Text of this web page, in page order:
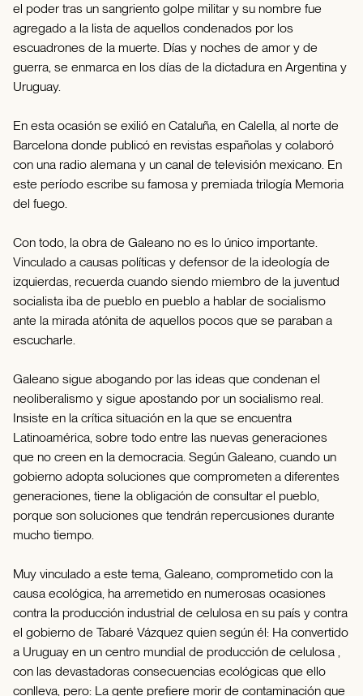
el poder tras un sangriento golpe militar y su nombre fue
agregado a la lista de aquellos condenados por los
escuadrones de la muerte. Días y noches de amor y de
guerra, se enmarca en los días de la dictadura en Argentina y
Uruguay.
En esta ocasión se exilió en Cataluña, en Calella, al norte de
Barcelona donde publicó en revistas españolas y colaboró
con una radio alemana y un canal de televisión mexicano. En
este período escribe su famosa y premiada trilogía Memoria
del fuego.
Con todo, la obra de Galeano no es lo único importante.
Vinculado a causas políticas y defensor de la ideología de
izquierdas, recuerda cuando siendo miembro de la juventud
socialista iba de pueblo en pueblo a hablar de socialismo
ante la mirada atónita de aquellos pocos que se paraban a
escucharle.
Galeano sigue abogando por las ideas que condenan el
neoliberalismo y sigue apostando por un socialismo real.
Insiste en la crítica situación en la que se encuentra
Latinoamérica, sobre todo entre las nuevas generaciones
que no creen en la democracia. Según Galeano, cuando un
gobierno adopta soluciones que comprometen a diferentes
generaciones, tiene la obligación de consultar el pueblo,
porque son soluciones que tendrán repercusiones durante
mucho tiempo.
Muy vinculado a este tema, Galeano, comprometido con la
causa ecológica, ha arremetido en numerosas ocasiones
contra la producción industrial de celulosa en su país y contra
el gobierno de Tabaré Vázquez quien según él: Ha convertido
a Uruguay en un centro mundial de producción de celulosa ,
con las devastadoras consecuencias ecológicas que ello
conlleva, pero: La gente prefiere morir de contaminación que